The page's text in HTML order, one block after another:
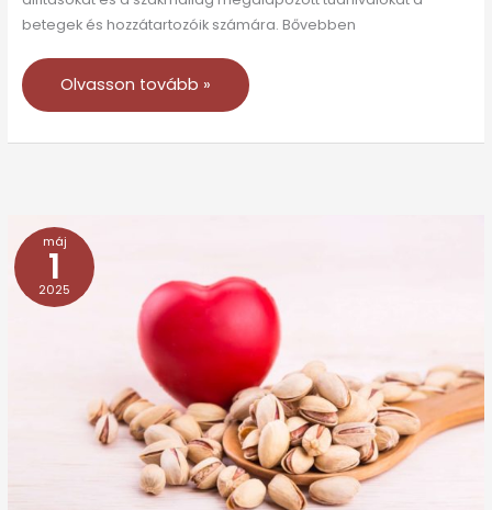
betegek és hozzátartozóik számára. Bővebben
Olvasson tovább »
máj
1
2025
Tévhitek
védőoltásokról